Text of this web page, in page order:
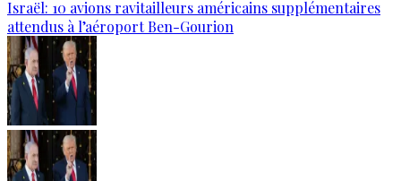
Israël: 10 avions ravitailleurs américains supplémentaires
attendus à l’aéroport Ben-Gourion